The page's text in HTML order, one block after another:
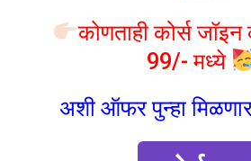
कोणताही कोर्स
99/- मध्ये
अशी ऑफर पुन्हा मिळणार